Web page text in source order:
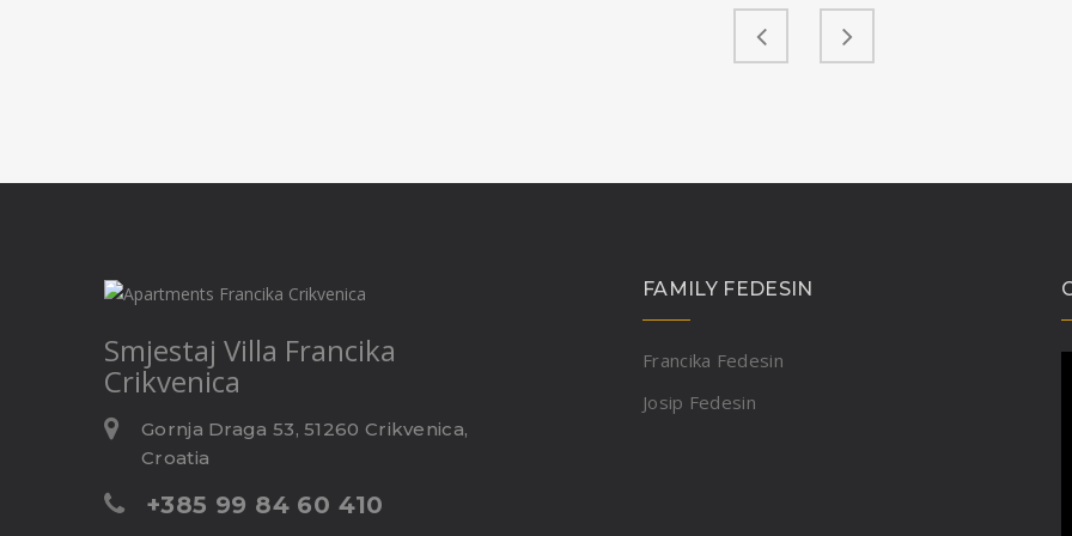
Smjestaj Villa Francika
Crikvenica
Gornja Draga 53, 51260 Crikvenica,
Croatia
+385 99 84 60 410
FAMILY FEDESIN
Francika Fedesin
Josip Fedesin